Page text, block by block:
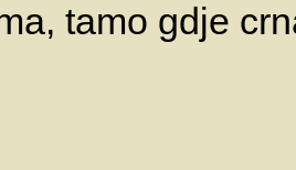
tamo gdje